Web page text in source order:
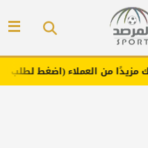
(اضغط لطلب الإعلان)